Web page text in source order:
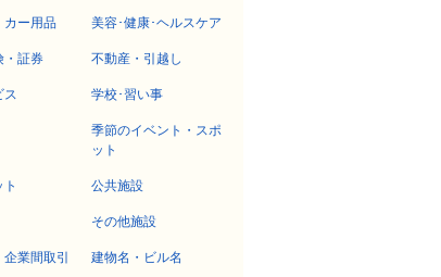
カー用品 美容･健康･ヘルスケア
・証券 不動産・引越し
ス 学校･習い事
季節のイベント・スポ
ット
公共施設
その他施設
業間取引 建物名・ビル名